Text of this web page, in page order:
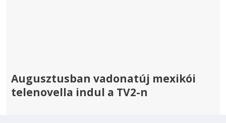
Augusztusban vadonatúj mexikói
telenovella indul a TV2-n